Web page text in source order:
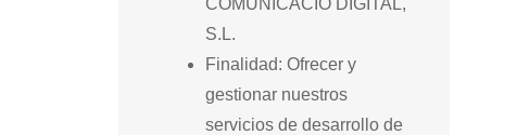
COMUNICACIÓ DIGITAL,
S.L.
Finalidad: Ofrecer y
gestionar nuestros
servicios de desarrollo de